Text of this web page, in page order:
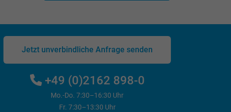
Jetzt unverbindliche Anfrage senden
+49 (0)2162 898-0
Mo.-Do. 7:30–16:30 Uhr
Fr. 7:30–13:30 Uhr